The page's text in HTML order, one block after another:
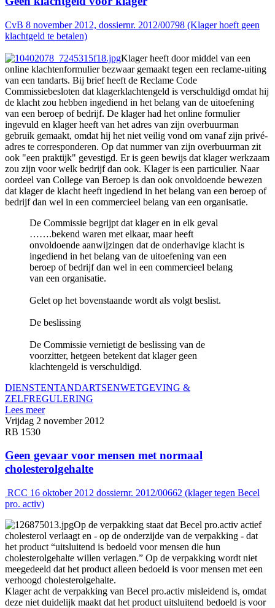
CvB 8 november 2012, dossiernr. 2012/00798 (Klager hoeft geen
klachtgeld te betalen)
Klager heeft door middel van een
online klachtenformulier bezwaar gemaakt tegen een reclame-uiting
van een tandarts. Bij brief heeft de Reclame Code
Commissiebesloten dat klagerklachtengeld is verschuldigd omdat hij
de klacht zou hebben ingediend in het belang van de uitoefening
van een beroep of bedrijf. De klager had het online formulier
ingevuld en klager heeft van het adres van zijn overbuurman
gebruik gemaakt, omdat hij het niet veilig vond om vanaf zijn privé-
adres te corresponderen. Op dat nummer van zijn overbuurman zit
ook "een praktijk" gevestigd. Er is geen bewijs dat klager werkzaam
zou zijn voor welk bedrijf dan ook. Klager is een particulier. Naar
oordeel van College van Beroep is dan ook onvoldoende bewezen
dat klager de klacht heeft ingediend in het belang van een beroep of
bedrijf dan wel in een commercieel belang van een organisatie.
De Commissie begrijpt dat klager en in elk geval
…….bekend waren met elkaar, maar heeft
onvoldoende aanwijzingen dat de onderhavige klacht is
ingediend in het belang van de uitoefening van een
beroep of bedrijf dan wel in een commercieel belang
van een organisatie.
Gelet op het bovenstaande wordt als volgt beslist.
De beslissing
De Commissie vernietigt de beslissing van de
voorzitter, hetgeen betekent dat klager geen
klachtengeld is verschuldigd.
DIENSTENTANDARTSENWETGEVING &
ZELFREGULERING
Lees meer
Vrijdag 2 november 2012
RB 1530
Geen gevaar voor mensen met normaal
cholesterolgehalte
RCC 16 oktober 2012 dossiernr. 2012/00662 (klager tegen Becel
pro. activ)
Op de verpakking staat dat Becel pro.activ actief
cholesterol verlaagt en - op de onderzijde van de verpakking - dat
het product “uitsluitend is bedoeld voor mensen die hun
cholesterolgehalte willen verlagen.” Op de verpakking wordt niet
meegedeeld dat het product alleen bedoeld is voor mensen met een
verhoogd cholesterolgehalte.
Klager acht de verpakking van Becel pro.activ misleidend is, omdat
deze niet duidelijk maakt dat het product uitsluitend bedoeld is voor